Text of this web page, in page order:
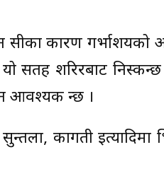
सीका कारण गर्भाशयको
सतह शरिरबाट
आवश्यक हुन्छ ।
कागती इत्यादिमा